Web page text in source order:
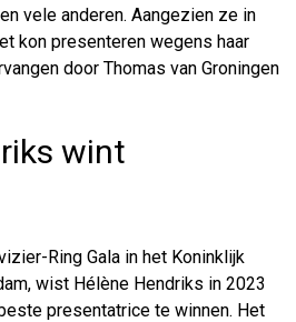
vele anderen. Aangezien ze in
kon presenteren wegens haar
door Thomas van Groningen
wint
Ring Gala in het Koninklijk
wist Hélène Hendriks in 2023
presentatrice te winnen. Het